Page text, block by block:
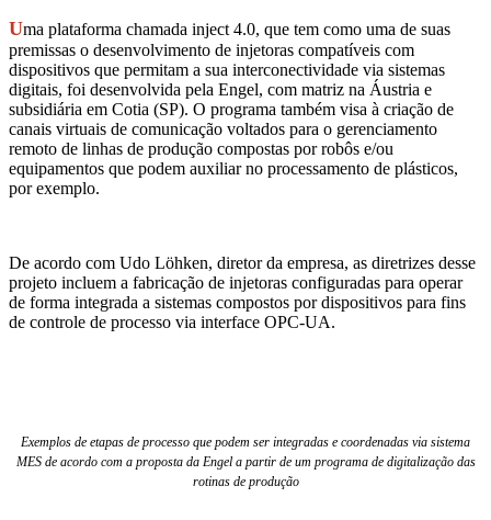
Uma plataforma chamada inject 4.0, que tem como uma de suas
premissas o desenvolvimento de injetoras compatíveis com
dispositivos que permitam a sua interconectividade via sistemas
digitais, foi desenvolvida pela Engel, com matriz na Áustria e
subsidiária em Cotia (SP). O programa também visa à criação de
canais virtuais de comunicação voltados para o gerenciamento
remoto de linhas de produção compostas por robôs e/ou
equipamentos que podem auxiliar no processamento de plásticos,
por exemplo.
De acordo com Udo Löhken, diretor da empresa, as diretrizes desse
projeto incluem a fabricação de injetoras configuradas para operar
de forma integrada a sistemas compostos por dispositivos para fins
de controle de processo via interface OPC-UA.
Exemplos de etapas de processo que podem ser integradas e coordenadas via sistema
MES de acordo com a proposta da Engel a partir de um programa de digitalização das
rotinas de produção